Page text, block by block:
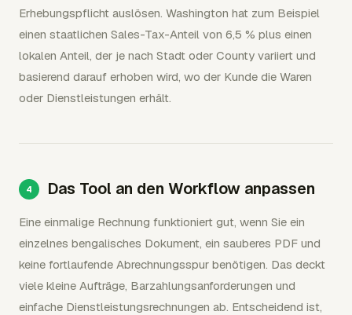
Erhebungspflicht auslösen. Washington hat zum Beispiel
einen staatlichen Sales-Tax-Anteil von 6,5 % plus einen
lokalen Anteil, der je nach Stadt oder County variiert und
basierend darauf erhoben wird, wo der Kunde die Waren
oder Dienstleistungen erhält.
Das Tool an den Workflow anpassen
Eine einmalige Rechnung funktioniert gut, wenn Sie ein
einzelnes bengalisches Dokument, ein sauberes PDF und
keine fortlaufende Abrechnungsspur benötigen. Das deckt
viele kleine Aufträge, Barzahlungsanforderungen und
einfache Dienstleistungsrechnungen ab. Entscheidend ist,